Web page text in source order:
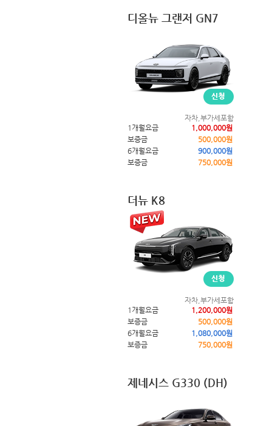
디올뉴 그랜저 GN7
자차,부가세포함
1개월요금
1,000,000원
보증금
500,000원
6개월요금
900,000원
보증금
750,000원
더뉴 K8
자차,부가세포함
1개월요금
1,200,000원
보증금
500,000원
6개월요금
1,080,000원
보증금
750,000원
제네시스 G330 (DH)